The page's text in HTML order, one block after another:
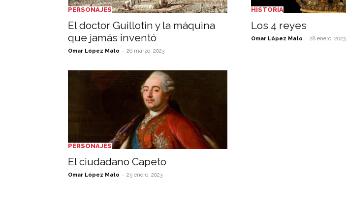
PERSONAJES
El doctor Guillotin y la máquina
que jamás inventó
Omar López Mato - 26 marzo, 2023
HISTORIA
Los 4 reyes
Omar López Mato - 28 enero, 2023
PERSONAJES
El ciudadano Capeto
Omar López Mato - 25 enero, 2023